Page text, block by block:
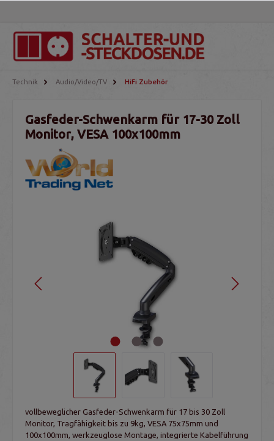
Technik Audio/Video/TV HiFi Zubehör
Gasfeder-Schwenkarm für 17-30 Zoll
Monitor, VESA 100x100mm
vollbeweglicher Gasfeder-Schwenkarm für 17 bis 30 Zoll
Monitor, Tragfähigkeit bis zu 9kg, VESA 75x75mm und
100x100mm, werkzeuglose Montage, integrierte Kabelführung